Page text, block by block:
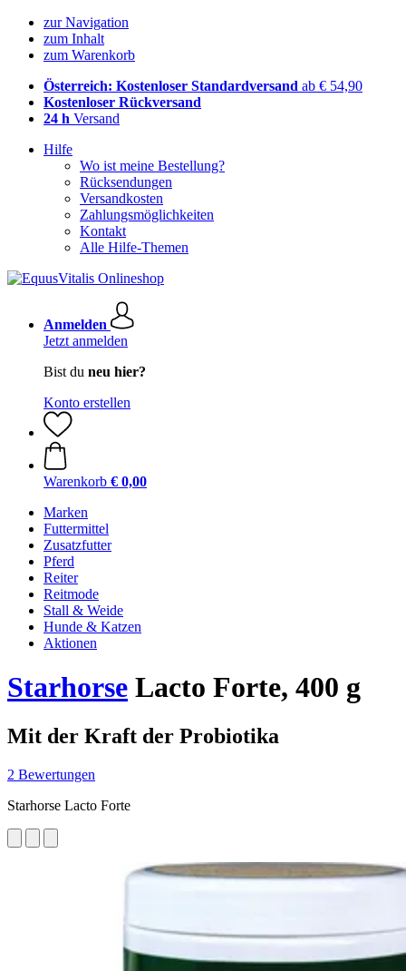
zur Navigation
zum Inhalt
zum Warenkorb
Österreich: Kostenloser Standardversand ab € 54,90
Kostenloser Rückversand
24 h Versand
Hilfe
Wo ist meine Bestellung?
Rücksendungen
Versandkosten
Zahlungsmöglichkeiten
Kontakt
Alle Hilfe-Themen
Anmelden
Jetzt anmelden
Bist du neu hier?
Konto erstellen
Warenkorb € 0,00
Marken
Futtermittel
Zusatzfutter
Pferd
Reiter
Reitmode
Stall & Weide
Hunde & Katzen
Aktionen
Starhorse Lacto Forte, 400 g
Mit der Kraft der Probiotika
2 Bewertungen
Starhorse Lacto Forte